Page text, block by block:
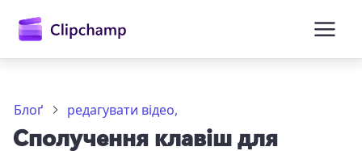
вмісту
Блоґ редагувати відео,
Сполучення клавіш для